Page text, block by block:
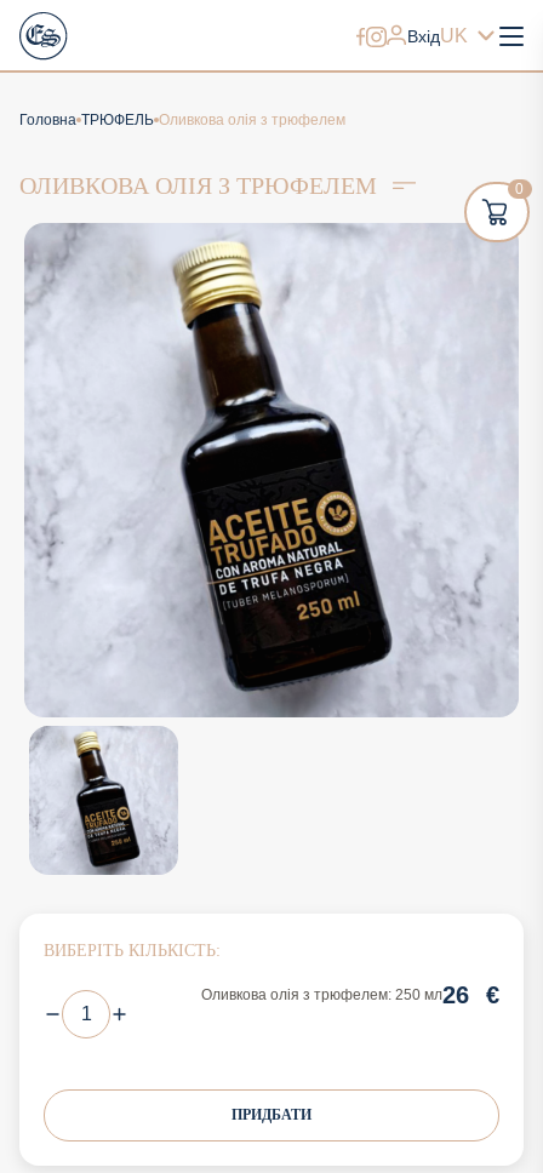
ВхідUK
Головна ТРЮФЕЛЬ Оливкова олія з трюфелем
ОЛИВКОВА ОЛІЯ З ТРЮФЕЛЕМ
ВИБЕРІТЬ КІЛЬКІСТЬ:
Оливкова олія з трюфелем: 250 мл26 €
ПРИДБАТИ
0